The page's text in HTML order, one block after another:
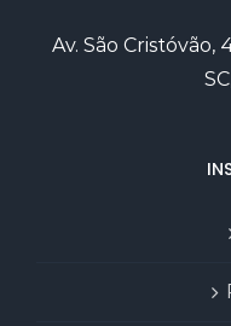
Av. São Cristóvão,